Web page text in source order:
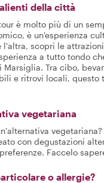
della città
è molto più di un
è un'esperienza
l'altra, scopri le
a tutto tondo
Marsiglia. Tra cibo,
e ritrovi locali, questo
vegetariana
con degustazioni
Faccelo
o allergie?